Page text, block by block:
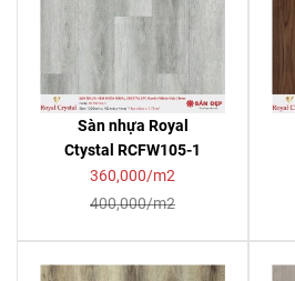
Sàn nhựa Royal
Ctystal RCFW105-1
360,000/m2
400,000/m2